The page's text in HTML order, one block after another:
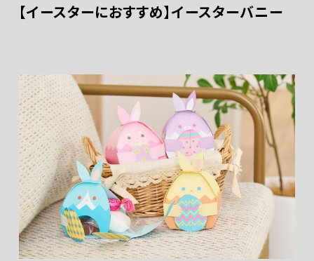
【イースターにおすすめ】イースターバニー